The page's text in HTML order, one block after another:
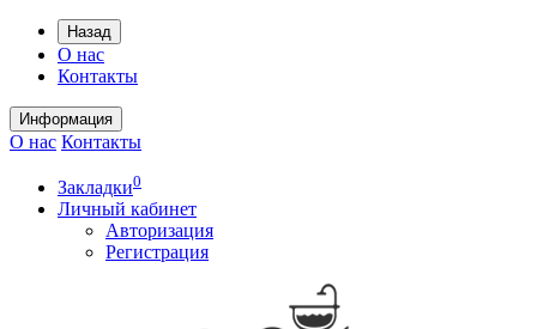
Назад
О нас
Контакты
Информация
О нас Контакты
Закладки0
Личный кабинет
Авторизация
Регистрация